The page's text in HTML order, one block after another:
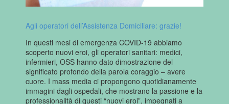
Agli operatori dell’Assistenza Domiciliare: grazie!
In questi mesi di emergenza COVID-19 abbiamo
scoperto nuovi eroi, gli operatori sanitari: medici,
infermieri, OSS hanno dato dimostrazione del
significato profondo della parola coraggio – avere
cuore. I mass media ci propongono quotidianamente
immagini dagli ospedali, che mostrano la passione e la
professionalità di questi “nuovi eroi”, impegnati a